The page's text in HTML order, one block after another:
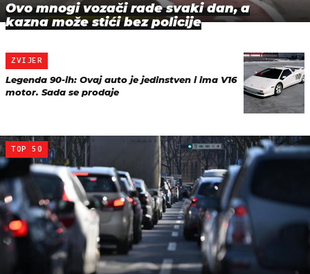
Ovo mnogi vozači rade svaki dan, a
kazna može stići bez policije
ZVIJER
Legenda 90-ih: Ovaj auto je jedinstven i ima V16
motor. Sada se prodaje
TOP 50